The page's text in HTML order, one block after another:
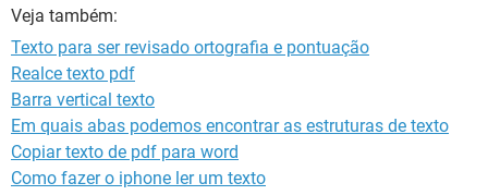
Veja também:
Texto para ser revisado ortografia e pontuação
Realce texto pdf
Barra vertical texto
Em quais abas podemos encontrar as estruturas de texto
Copiar texto de pdf para word
Como fazer o iphone ler um texto